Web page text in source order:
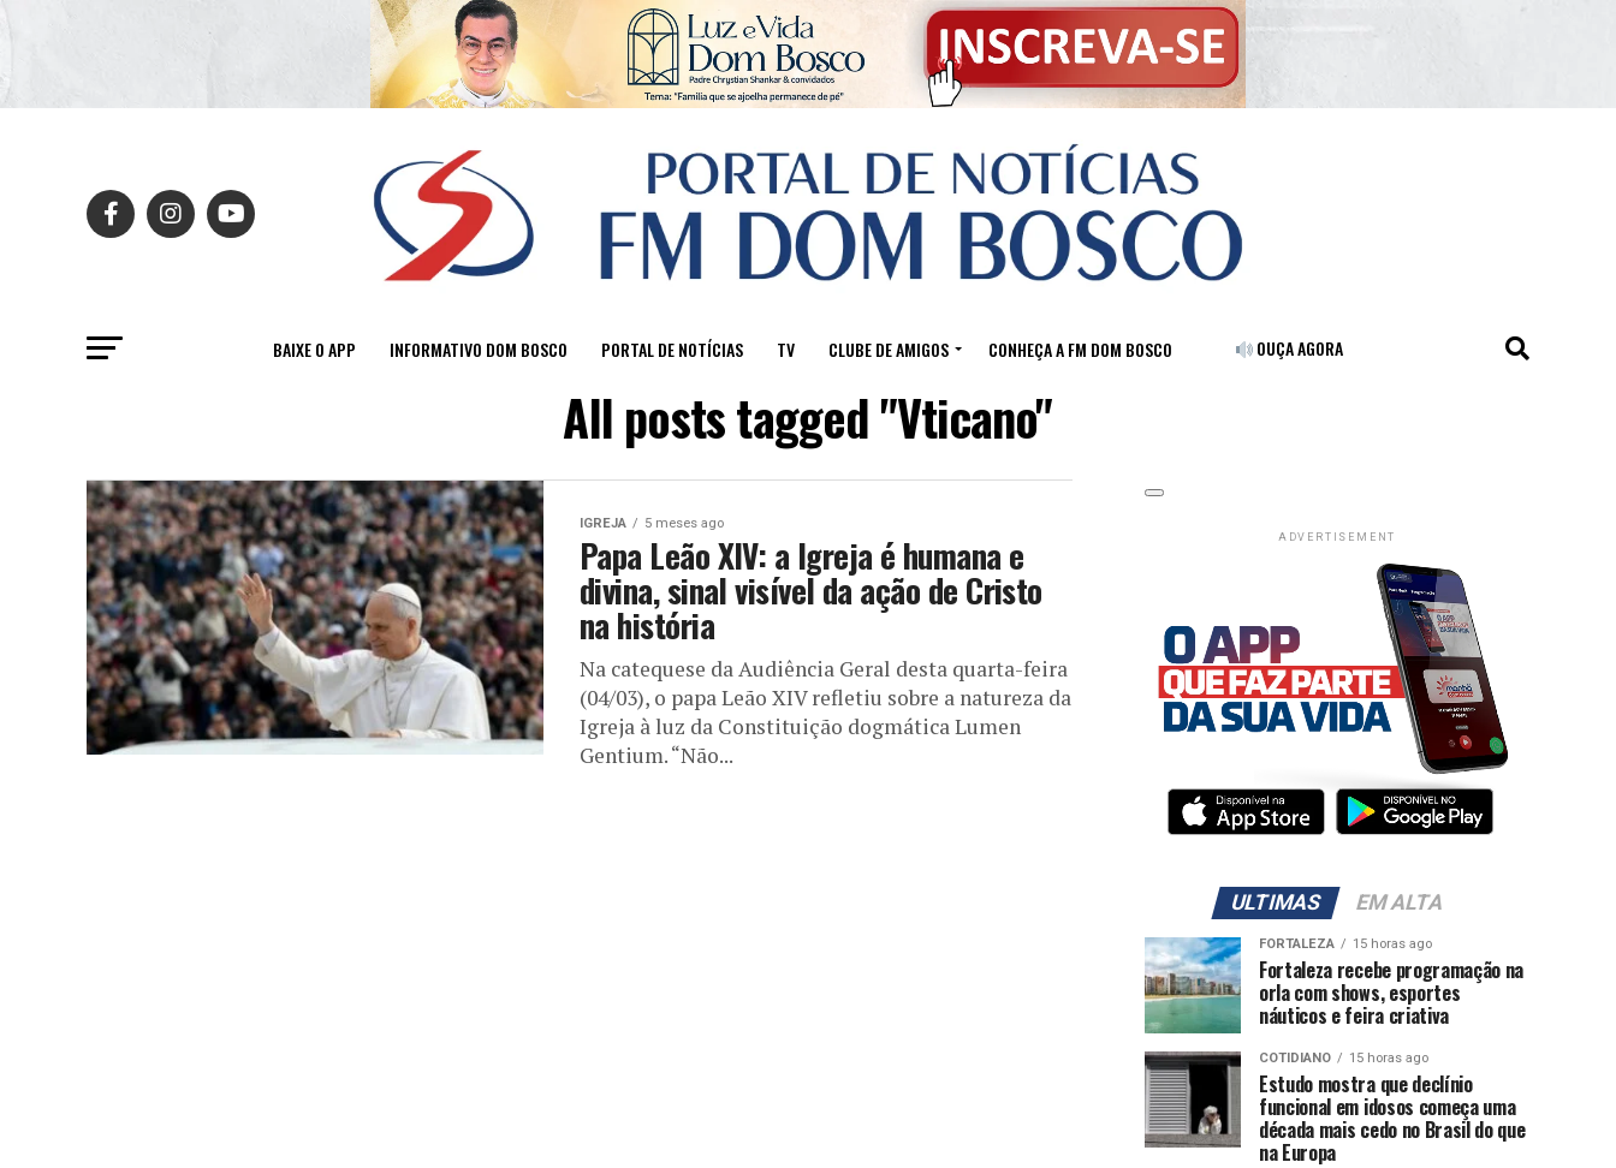
BAIXE O APP INFORMATIVO DOM BOSCO PORTAL DE NOTÍCIAS TV CLUBE DE AMIGOS CONHEÇA A FM DOM BOSCO OUÇA AGORA
All posts tagged "Vticano"
IGREJA 5 meses ago
Papa Leão XIV: a Igreja é humana e
divina, sinal visível da ação de Cristo
na história
Na catequese da Audiência Geral desta quarta-feira
(04/03), o papa Leão XIV refletiu sobre a natureza da
Igreja à luz da Constituição dogmática Lumen
Gentium. “Não...
ADVERTISEMENT
ULTIMAS EM ALTA
FORTALEZA 15 horas ago
Fortaleza recebe programação na
orla com shows, esportes
náuticos e feira criativa
COTIDIANO 15 horas ago
Estudo mostra que declínio
funcional em idosos começa uma
década mais cedo no Brasil do que
na Europa